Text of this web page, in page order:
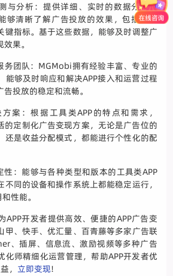
与分析：提供详细、实时的数据分析报
够清晰了解广告投放的效果，包括点击
键指标。基于这些数据，能够及时调整广
果。
务团队：MGMobi拥有经验丰富、专业的
能够及时响应和解决APP接入和运营过程
投放的稳定和流畅。
案：根据工具类APP的特点和需求，
的定制化广告变现方案，无论是广告位的
还是收益分配模式，都能进行个性化的配
性：能够与各种类型和版本的工具类APP
同的设备和操作系统上都能稳定运行，
性能。
APP开发者提供高效、便捷的APP广告变
甲、快手、优汇量、百青藤等多家广告联
、插屏、信息流、激励视频等多种广告
化师精细化运营管理，帮助APP开发者优
， 立即变现!